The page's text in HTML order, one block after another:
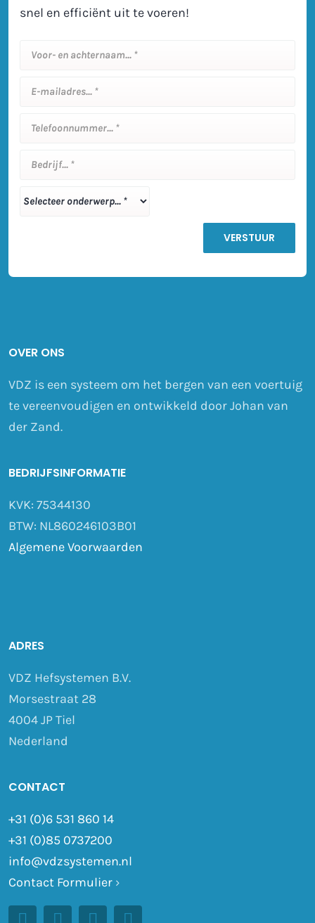
OVER ONS
VDZ is een systeem om het bergen van een voertuig
te vereenvoudigen en ontwikkeld door Johan van
der Zand.
BEDRIJFSINFORMATIE
KVK: 75344130
BTW: NL860246103B01
Algemene Voorwaarden
ADRES
VDZ Hefsystemen B.V.
Morsestraat 28
4004 JP Tiel
Nederland
CONTACT
+31 (0)6 531 860 14
+31 (0)85 0737200
info@vdzsystemen.nl
Contact Formulier›
snel en efficiënt uit te voeren!